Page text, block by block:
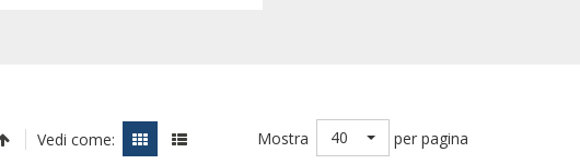
Vedi come: Mostra 40 per pagina